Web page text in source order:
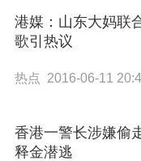
港媒：山东大妈联
歌引热议
热点 2016-06-11
香港一警长涉嫌偷
释金潜逃